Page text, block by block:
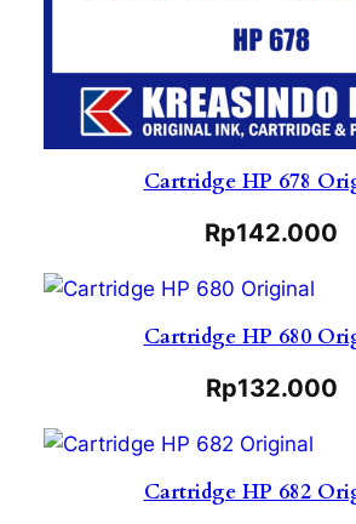
Cartridge HP 678
Rp142.000
Cartridge HP 680
Rp132.000
Cartridge HP 682